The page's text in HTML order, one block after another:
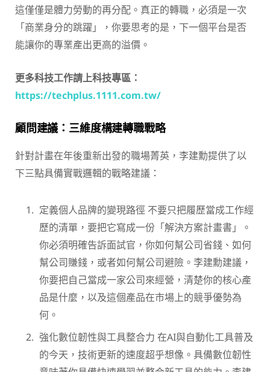
這僅僅是體力勞動的再分配。真正的轉職，必須是一次
「商業身分的跳躍」，你要思考的是，下一個平台是否
能讓你的專業產出更高的溢價。
更多科技工作請上科技專區：
https://techplus.1111.com.tw/
顧問建議：三維度構建轉職戰略
針對計畫在年後重新出發的職場菁英，李建勳提供了以
下三點具備實戰邏輯的戰略建議：
定義個人品牌的變現路徑 不要只把履歷當成工作經
歷的清單，要把它寫成一份「解決方案計畫書」。
你必須明確告訴面試官，你如何幫公司省錢、如何
幫公司賺錢，或者如何幫公司避險。李建勳建議，
你要把自己當成一家公司來經營，清楚你的核心產
品是什麼，以及這個產品在市場上的競爭優勢為
何。
強化數位韌性與工具整合力 在AI與自動化工具普及
的今天，技術更新的速度超乎想像。具備數位韌性